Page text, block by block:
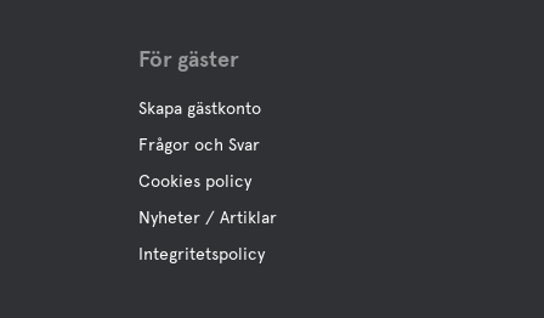
För gäster
Skapa gästkonto
Frågor och Svar
Cookies policy
Nyheter / Artiklar
Integritetspolicy